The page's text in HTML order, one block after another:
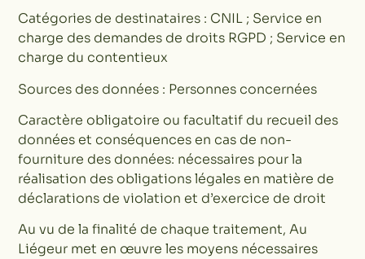
Catégories de destinataires : CNIL ; Service en
charge des demandes de droits RGPD ; Service en
charge du contentieux
Sources des données : Personnes concernées
Caractère obligatoire ou facultatif du recueil des
données et conséquences en cas de non-
fourniture des données: nécessaires pour la
réalisation des obligations légales en matière de
déclarations de violation et d’exercice de droit
Au vu de la finalité de chaque traitement, Au
Liégeur met en œuvre les moyens nécessaires